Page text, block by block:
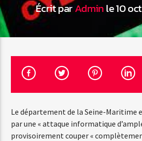
En ce moment
Artiste
07:00 22:00
Écrit parAdminle 10
Le département de la Seine-Maritime
par une « attaque informatique
provisoirement couper «